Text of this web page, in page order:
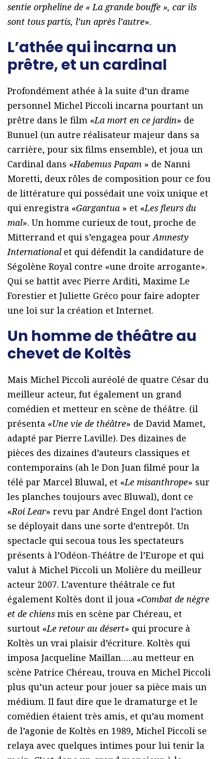
sentie orpheline de « La grande bouffe », car ils
sont tous partis, l’un après l’autre».
L’athée qui incarna un
prêtre, et un cardinal
Profondément athée à la suite d’un drame
personnel Michel Piccoli incarna pourtant un
prêtre dans le film «La mort en ce jardin» de
Bunuel (un autre réalisateur majeur dans sa
carrière, pour six films ensemble), et joua un
Cardinal dans «Habemus Papam » de Nanni
Moretti, deux rôles de composition pour ce fou
de littérature qui possédait une voix unique et
qui enregistra «Gargantua » et «Les fleurs du
mal». Un homme curieux de tout, proche de
Mitterrand et qui s’engagea pour Amnesty
Internationalet qui défendit la candidature de
Ségolène Royal contre «une droite arrogante».
Qui se battit avec Pierre Arditi, Maxime Le
Forestier et Juliette Gréco pour faire adopter
une loi sur la création et Internet.
Un homme de théâtre au
chevet de Koltès
Mais Michel Piccoli auréolé de quatre César du
meilleur acteur, fut également un grand
comédien et metteur en scène de théâtre. (il
présenta «Une vie de théâtre» de David Mamet,
adapté par Pierre Laville). Des dizaines de
pièces des dizaines d’auteurs classiques et
contemporains (ah le Don Juan filmé pour la
télé par Marcel Bluwal, et «Le misanthrope» sur
les planches toujours avec Bluwal), dont ce
«Roi Lear» revu par André Engel dont l’action
se déployait dans une sorte d’entrepôt. Un
spectacle qui secoua tous les spectateurs
présents à l’Odéon-Théâtre de l’Europe et qui
valut à Michel Piccoli un Molière du meilleur
acteur 2007. L’aventure théâtrale ce fut
également Koltès dont il joua «Combat de nègre
et de chiens mis en scène par Chéreau, et
surtout «Le retour au désert» qui procure à
Koltès un vrai plaisir d’écriture. Koltès qui
imposa Jacqueline Maillan…..au metteur en
scène Patrice Chéreau, trouva en Michel Piccoli
plus qu’un acteur pour jouer sa pièce mais un
médium. Il faut dire que le dramaturge et le
comédien étaient très amis, et qu’au moment
de l’agonie de Koltès en 1989, Michel Piccoli se
relaya avec quelques intimes pour lui tenir la